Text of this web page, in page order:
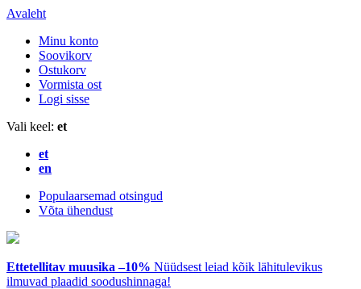
Avaleht
Minu konto
Soovikorv
Ostukorv
Vormista ost
Logi sisse
Vali keel: et
et
en
Populaarsemad otsingud
Võta ühendust
Ettetellitav muusika –10% Nüüdsest leiad kõik lähitulevikus
ilmuvad plaadid soodushinnaga!